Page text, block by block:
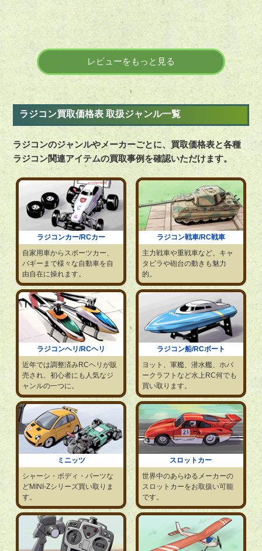
成品プ
レビューをもっと見る
ラジコン買取価格表 取扱ジャンル一覧
ラジコンのジャンルやメーカーごとに、買取価格表と各種
ラジコン関連アイテムの買取事例を確認いただけます。
ラジコンカー/RCカー
自家用車からスポーツカー、
バギーまで様々な自動車を自
由自在に操れます。
ラジコン戦車/RC戦車
主力戦車や重戦車など、キャ
タピラや砲台の動きも魅力
的。
ラジコンヘリ/RCヘリ
近年では調整済みRCヘリが販
売され、初心者にも人気なジ
ャンルの一つに。
ラジコン船/RCボート
ヨット、軍艦、潜水艦、ホバ
ークラフトなど水上RC何でも
買い取ります。
ミニッツ
シャーシ・ボディ・パーツな
どMINI-Zシリーズ買い取りま
す。
スロットカー
世界中のあらゆるメーカーの
スロットカーをお取扱い可能
です。